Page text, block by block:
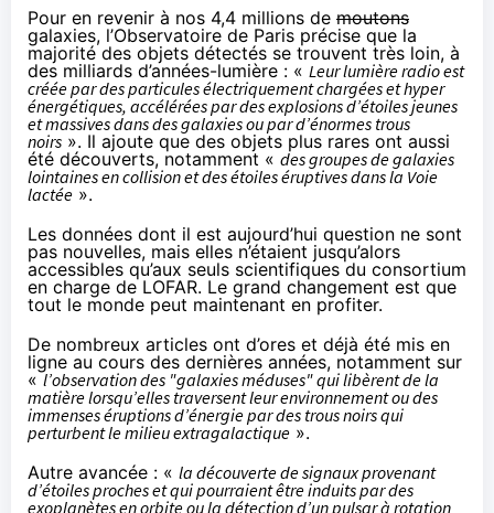
Pour en revenir à nos 4,4 millions de moutons
galaxies, l’Observatoire de Paris précise que la
majorité des objets détectés se trouvent très loin, à
des milliards d’années-lumière : « Leur lumière radio est
créée par des particules électriquement chargées et hyper
énergétiques, accélérées par des explosions d’étoiles jeunes
et massives dans des galaxies ou par d’énormes trous
noirs ». Il ajoute que des objets plus rares ont aussi
été découverts, notamment « des groupes de galaxies
lointaines en collision et des étoiles éruptives dans la Voie
lactée ».
Les données dont il est aujourd’hui question ne sont
pas nouvelles, mais elles n’étaient jusqu’alors
accessibles qu’aux seuls scientifiques du consortium
en charge de LOFAR. Le grand changement est que
tout le monde peut maintenant en profiter.
De nombreux articles ont d’ores et déjà été mis en
ligne au cours des dernières années, notamment sur
«l’observation des "galaxies méduses" qui libèrent de la
matière lorsqu’elles traversent leur environnement ou des
immenses éruptions d’énergie par des trous noirs qui
perturbent le milieu extragalactique ».
Autre avancée : « la découverte de signaux provenant
d’étoiles proches et qui pourraient être induits par des
exoplanètes en orbite ou la détection d’un pulsar à rotation